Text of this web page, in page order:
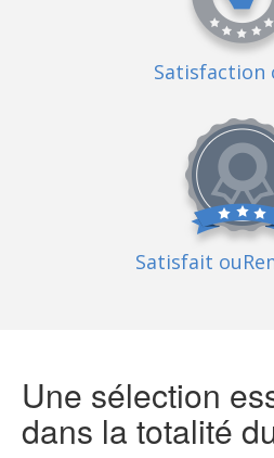
Satisfaction
Satisfait ou
Une sélection
dans la totalité